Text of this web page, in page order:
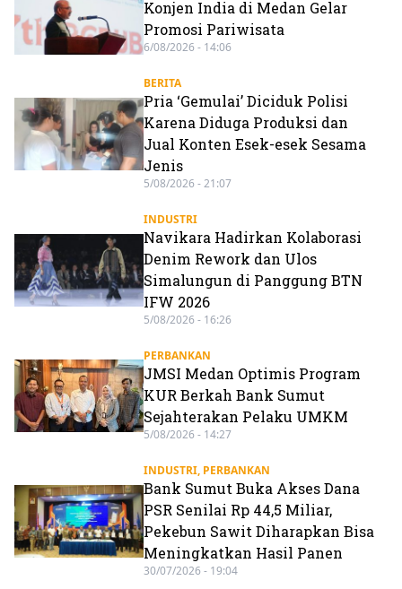
Konjen India di Medan Gelar
Promosi Pariwisata
6/08/2026 - 14:06
BERITA
Pria ‘Gemulai’ Diciduk Polisi
Karena Diduga Produksi dan
Jual Konten Esek-esek Sesama
Jenis
5/08/2026 - 21:07
INDUSTRI
Navikara Hadirkan Kolaborasi
Denim Rework dan Ulos
Simalungun di Panggung BTN
IFW 2026
5/08/2026 - 16:26
PERBANKAN
JMSI Medan Optimis Program
KUR Berkah Bank Sumut
Sejahterakan Pelaku UMKM
5/08/2026 - 14:27
INDUSTRI, PERBANKAN
Bank Sumut Buka Akses Dana
PSR Senilai Rp 44,5 Miliar,
Pekebun Sawit Diharapkan Bisa
Meningkatkan Hasil Panen
30/07/2026 - 19:04